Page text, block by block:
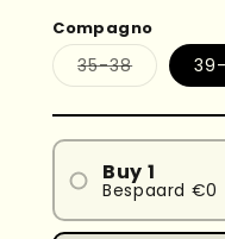
listino
Compagno
35-38Variante
esaurita
non
Buy 1
Bespaard €0